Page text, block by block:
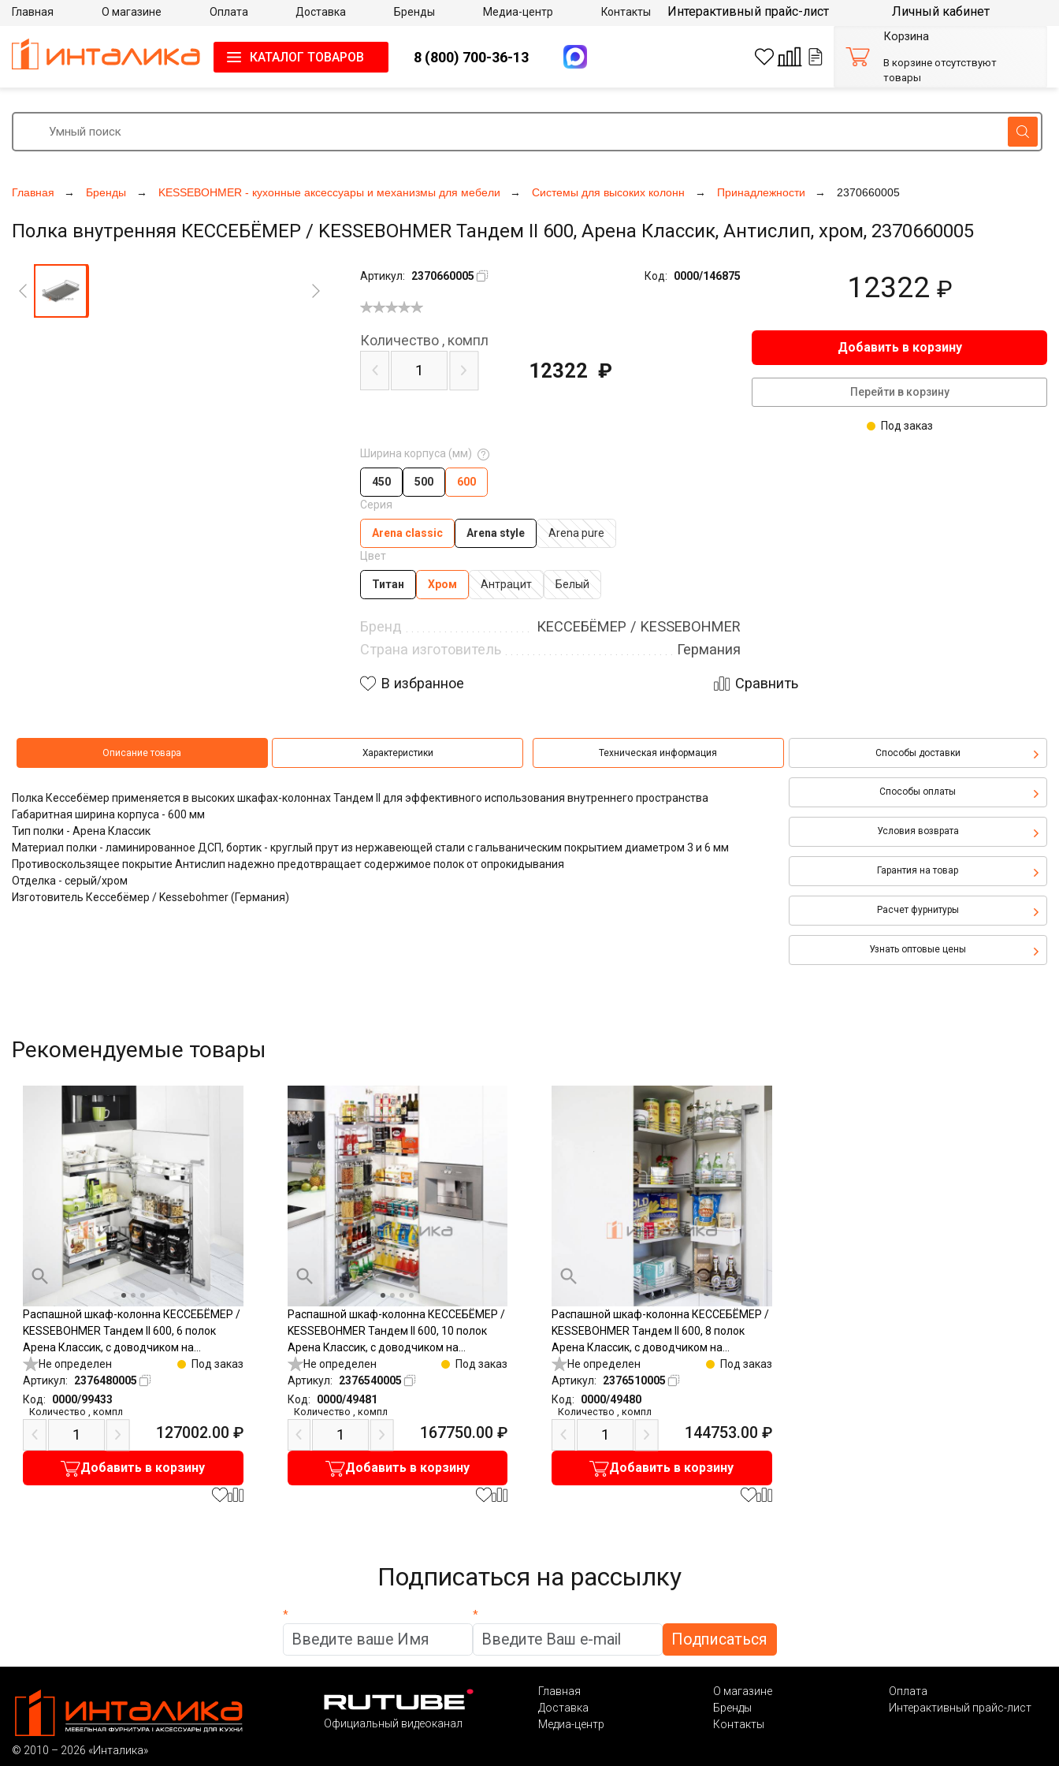
Главная Бренды KESSEBOHMER - кухонные аксессуары и механизмы для мебели Системы для высоких колонн Принадлежности 2370660005
Полка внутренняя КЕССЕБЁМЕР / KESSEBOHMER Тандем II 600, Арена Классик, Антислип, хром, 2370660005
Артикул: 2370660005 Код: 0000/146875 12322 ₽
Ширина корпуса (мм)
450 500
600
Серия
Arena classic Arena style
Arena pure
Цвет
Титан Хром Антрацит Белый
Бренд
КЕССЕБЁМЕР / KESSEBOHMER
Страна изготовитель
Германия
Количество , компл
12322 ₽
Добавить в корзину
Перейти в корзину
Под заказ
В избранное Сравнить
Описание товара Характеристики Техническая информация Способы доставки
Способы оплаты
Условия возврата
Гарантия на товар
Расчет фурнитуры
Узнать оптовые цены
Полка Кессебёмер применяется в высоких шкафах-колоннах Тандем II для эффективного использования внутреннего пространства
Габаритная ширина корпуса - 600 мм
Тип полки - Арена Классик
Материал полки - ламинированное ДСП, бортик - круглый прут из нержавеющей стали с гальваническим покрытием диаметром 3 и 6 мм
Противоскользящее покрытие Антислип надежно предотвращает содержимое полок от опрокидывания
Отделка - серый/хром
Изготовитель Кессебёмер / Kessebohmer (Германия)
Рекомендуемые товары
Распашной шкаф-колонна КЕССЕБЁМЕР /
KESSEBOHMER Тандем II 600, 6 полок
Арена Классик, с доводчиком на
закрывание, Антислип, H800, G85, серый/
хром
Не определен
Под заказ
Артикул:
2376480005
Код:
0000/99433
Количество ,компл
127002.00 ₽
Добавить в корзину
Распашной шкаф-колонна КЕССЕБЁМЕР /
KESSEBOHMER Тандем II 600, 10 полок
Арена Классик, с доводчиком на
закрывание, Антислип, H1700, G85,
серый/хром
Не определен
Под заказ
Артикул:
2376540005
Код:
0000/49481
Количество компл
167750.00 ₽
Добавить в корзину
Распашной шкаф-колонна КЕССЕБЁМЕР /
KESSEBOHMER Тандем II 600, 8 полок
Арена Классик, с доводчиком на
закрывание, Антислип, H1100, G85,
серый/хром
Не определен
Под заказ
Артикул:
2376510005
Код:
0000/49480
Количество ,компл
144753.00 ₽
Добавить в корзину
Главная О магазине Оплата Доставка Бренды Медиа-центр Контакты Интерактивный прайс-лист Личный кабинет
КАТАЛОГ ТОВАРОВ 8 (800) 700-36-13
Корзина
В корзине отсутствуют
товары
Подписаться на рассылку
* *
© 2010 – 2026 «Инталика»
Официальный видеоканал
Главная О магазине
Оплата
Доставка
Бренды
Интерактивный прайс-лист
Медиа-центр
Контакты